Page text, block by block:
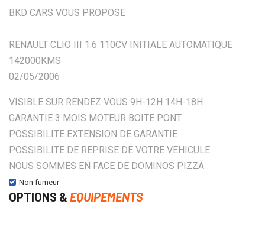
BKD CARS VOUS PROPOSE
RENAULT CLIO III 1.6 110CV INITIALE AUTOMATIQUE
142000KMS
02/05/2006
VISIBLE SUR RENDEZ VOUS 9H-12H 14H-18H
GARANTIE 3 MOIS MOTEUR BOITE PONT
POSSIBILITE EXTENSION DE GARANTIE
POSSIBILITE DE REPRISE DE VOTRE VEHICULE
NOUS SOMMES EN FACE DE DOMINOS PIZZA
Non fumeur
OPTIONS & EQUIPEMENTS